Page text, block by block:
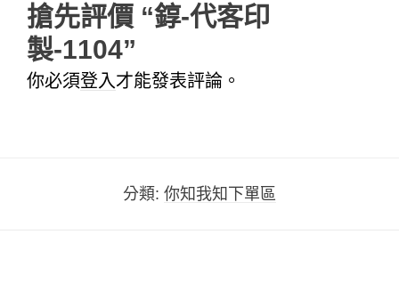
搶先評價 “錞-代客印
製-1104”
你必須登入才能發表評論。
分類: 你知我知下單區